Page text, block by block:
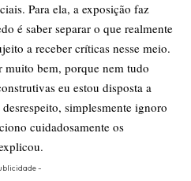
Para ela, a exposição faz
é saber separar o que realmente
a receber críticas nesse meio.
bem, porque nem tudo
eu estou disposta a
simplesmente ignoro
cuidadosamente os
-